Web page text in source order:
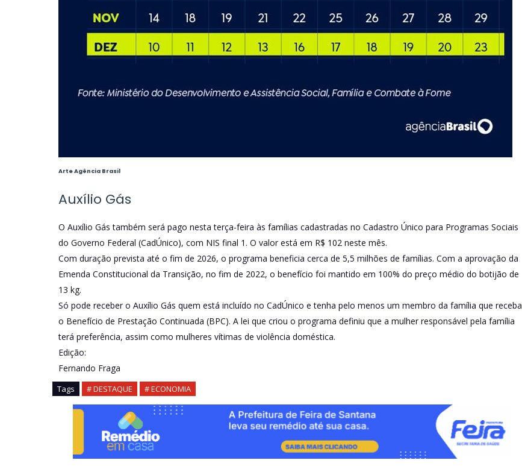
Arte Agência Brasil
Auxílio Gás
O Auxílio Gás também será pago nesta terça-feira às famílias cadastradas no Cadastro Único para Programas Sociais
do Governo Federal (CadÚnico), com NIS final 1. O valor está em R$ 102 neste mês.
Com duração prevista até o fim de 2026, o programa beneficia cerca de 5,5 milhões de famílias. Com a aprovação da
Emenda Constitucional da Transição, no fim de 2022, o benefício foi mantido em 100% do preço médio do botijão de
13 kg.
Só pode receber o Auxílio Gás quem está incluído no CadÚnico e tenha pelo menos um membro da família que receba
o Benefício de Prestação Continuada (BPC). A lei que criou o programa definiu que a mulher responsável pela família
terá preferência, assim como mulheres vítimas de violência doméstica.
Edição:
Fernando Fraga
Tags # DESTAQUE # ECONOMIA